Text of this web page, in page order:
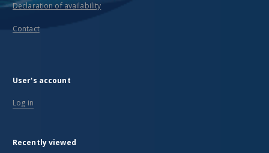
Declaration of availability
Contact
User's account
Log in
Recently viewed